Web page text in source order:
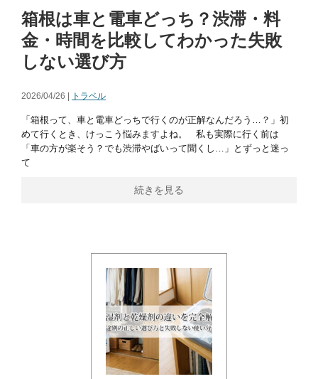
箱根は車と電車どっち？渋滞・料
金・時間を比較してわかった失敗
しない選び方
2026/04/26 | トラベル
「箱根って、車と電車どっちで行くのが正解なんだろう…？」初
めて行くとき、けっこう悩みますよね。 私も実際に行く前は
「車の方が楽そう？でも渋滞やばいって聞くし…」とずっと迷っ
て
続きを見る